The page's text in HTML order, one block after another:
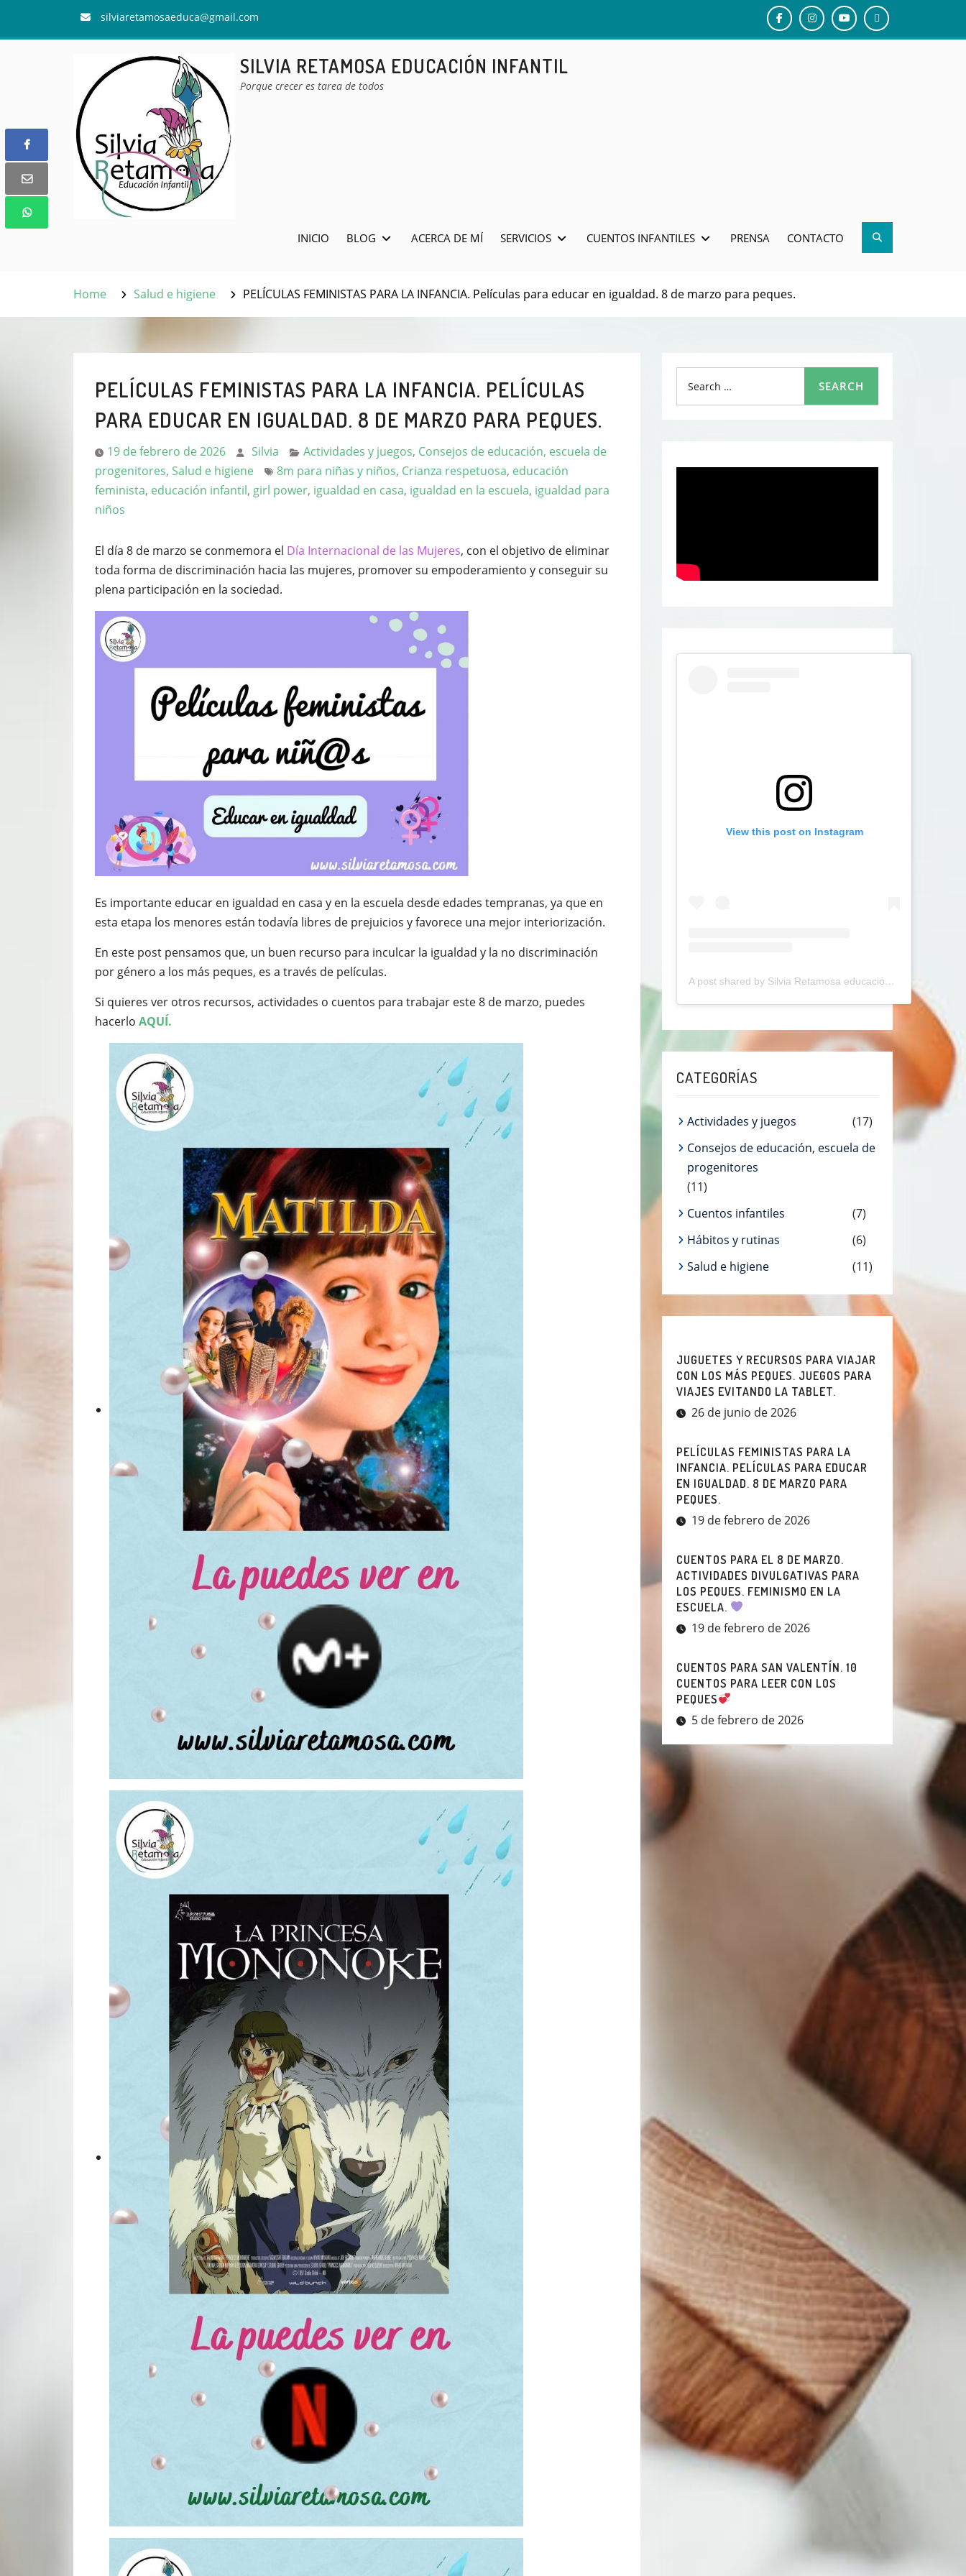
silviaretamosaeduca@gmail.com
FacebookInstagramYoutube
El
SILVIA RETAMOSA EDUCACIÓN INFANTIL
Porque crecer es tarea de todos
INICIO BLOG ACERCA DE MÍ SERVICIOS CUENTOS INFANTILES PRENSA CONTACTO
Home Salud e higiene PELÍCULAS FEMINISTAS PARA LA INFANCIA. Películas para educar en igualdad. 8 de marzo para peques.
PELÍCULAS FEMINISTAS PARA LA INFANCIA. PELÍCULAS
PARA EDUCAR EN IGUALDAD. 8 DE MARZO PARA PEQUES.
19 de febrero de 2026 Silvia Actividades y juegos, Consejos de educación, escuela de
progenitores, Salud e higiene 8m para niñas y niños, Crianza respetuosa, educación
feminista, educación infantil, girl power, igualdad en casa, igualdad en la escuela, igualdad para
niños
El día 8 de marzo se conmemora el Día Internacional de las Mujeres, con el objetivo de eliminar
toda forma de discriminación hacia las mujeres, promover su empoderamiento y conseguir su
plena participación en la sociedad.
Es importante educar en igualdad en casa y en la escuela desde edades tempranas, ya que en
esta etapa los menores están todavía libres de prejuicios y favorece una mejor interiorización.
En este post pensamos que, un buen recurso para inculcar la igualdad y la no discriminación
por género a los más peques, es a través de películas.
Si quieres ver otros recursos, actividades o cuentos para trabajar este 8 de marzo, puedes
hacerlo AQUÍ.
for:
SEARCH
View this post on Instagram
A post shared by Silvia Retamosa educación (@silviaretamosaeducainfantil)
CATEGORÍAS
Actividades y juegos
(17)
Consejos de educación, escuela de
progenitores
(11)
Cuentos infantiles
(7)
Hábitos y rutinas
(6)
Salud e higiene
(11)
JUGUETES Y RECURSOS PARA VIAJAR
CON LOS MÁS PEQUES. JUEGOS PARA
VIAJES EVITANDO LA TABLET.
26 de junio de 2026
PELÍCULAS FEMINISTAS PARA LA
INFANCIA. PELÍCULAS PARA EDUCAR
EN IGUALDAD. 8 DE MARZO PARA
PEQUES.
19 de febrero de 2026
CUENTOS PARA EL 8 DE MARZO.
ACTIVIDADES DIVULGATIVAS PARA
LOS PEQUES. FEMINISMO EN LA
ESCUELA.
19 de febrero de 2026
CUENTOS PARA SAN VALENTÍN. 10
CUENTOS PARA LEER CON LOS
PEQUES
5 de febrero de 2026